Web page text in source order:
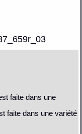
faite dans une
faite dans une variété